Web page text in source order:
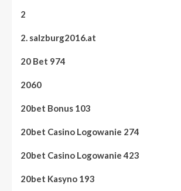
2
2. salzburg2016.at
20 Bet 974
2060
20bet Bonus 103
20bet Casino Logowanie 274
20bet Casino Logowanie 423
20bet Kasyno 193